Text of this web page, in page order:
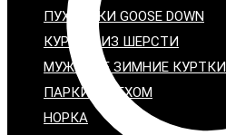
ПУХОВИКИ GOOSE DOWN
КУРТКИ ИЗ ШЕРСТИ
МУЖСКИЕ ЗИМНИЕ КУРТКИ
ПАРКИ С МЕХОМ
НОРКА